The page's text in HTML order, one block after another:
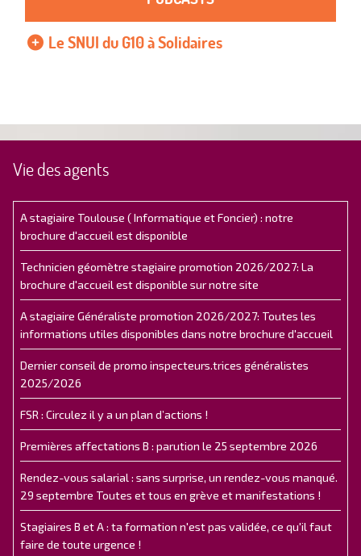
Le SNUI du G10 à Solidaires
Vie des agents
A stagiaire Toulouse ( Informatique et Foncier) : notre
brochure d'accueil est disponible
Technicien géomètre stagiaire promotion 2026/2027: La
brochure d'accueil est disponible sur notre site
A stagiaire Généraliste promotion 2026/2027: Toutes les
informations utiles disponibles dans notre brochure d'accueil
Dernier conseil de promo inspecteurs.trices généralistes
2025/2026
FSR : Circulez il y a un plan d’actions !
Premières affectations B : parution le 25 septembre 2026
Rendez-vous salarial : sans surprise, un rendez-vous manqué.
29 septembre Toutes et tous en grève et manifestations !
Stagiaires B et A : ta formation n'est pas validée, ce qu'il faut
faire de toute urgence !